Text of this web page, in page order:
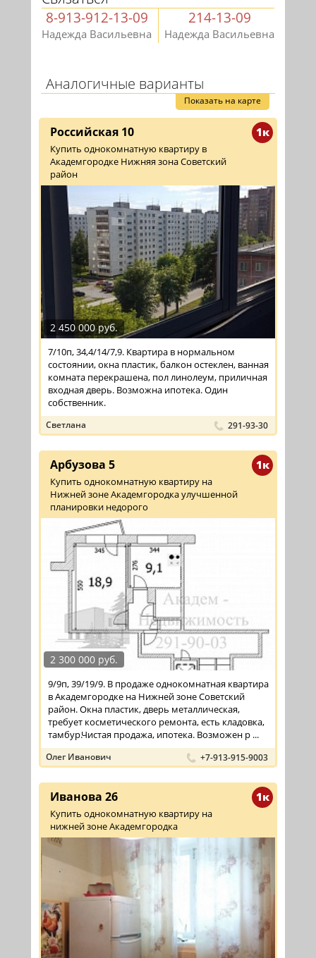
8-913-912-13-09
Надежда Васильевна
214-13-09
Надежда Васильевна
Аналогичные варианты
Показать на карте
1к
Российская 10
Купить однокомнатную квартиру в
Академгородке Нижняя зона Советский
район
2 450 000 руб.
7/10п, 34,4/14/7,9. Квартира в нормальном
состоянии, окна пластик, балкон остеклен, ванная
комната перекрашена, пол линолеум, приличная
входная дверь. Возможна ипотека. Один
собственник.
Светлана 291-93-30
1к
Арбузова 5
Купить однокомнатную квартиру на
Нижней зоне Академгородка улучшенной
планировки недорого
2 300 000 руб.
9/9п, 39/19/9. В продаже однокомнатная квартира
в Академгородке на Нижней зоне Советский
район. Окна пластик, дверь металлическая,
требует косметического ремонта, есть кладовка,
тамбур.Чистая продажа, ипотека. Возможен р ...
Олег Иванович +7-913-915-9003
1к
Иванова 26
Купить однокомнатную квартиру на
нижней зоне Академгородка